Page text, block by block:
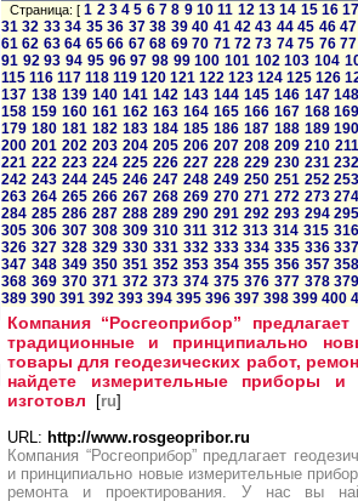
Страница: [1 2 3 4 5 6 7 8 9 10 11 12 13 14 15 16
31 32 33 34 35 36 37 38 39 40 41 42 43 44 45 46 47
61 62 63 64 65 66 67 68 69 70 71 72 73 74 75 76 77
91 92 93 94 95 96 97 98 99 100 101 102 103 104
115 116 117 118 119 120 121 122 123 124 125 126
137 138 139 140 141 142 143 144 145 146 147
158 159 160 161 162 163 164 165 166 167 168
179 180 181 182 183 184 185 186 187 188 189
200 201 202 203 204 205 206 207 208 209 210 211
221 222 223 224 225 226 227 228 229 230 231
242 243 244 245 246 247 248 249 250 251 252
263 264 265 266 267 268 269 270 271 272 273
284 285 286 287 288 289 290 291 292 293 294
305 306 307 308 309 310 311 312 313 314 315 316
326 327 328 329 330 331 332 333 334 335 336
347 348 349 350 351 352 353 354 355 356 357
368 369 370 371 372 373 374 375 376 377 378
389 390 391 392 393 394 395 396 397 398 399 400
Компания “Росгеоприбор”
традиционные и принципиально
товары для геодезических работ,
найдете измерительные приборы и
изготовл [ru]
URL: http://www.rosgeopribor.ru
Компания “Росгеоприбор” предлагает
и принципиально новые измерительные
ремонта и проектирования. У нас вы